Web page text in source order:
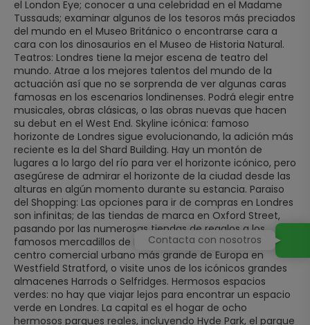
el London Eye; conocer a una celebridad en el Madame
Tussauds; examinar algunos de los tesoros más preciados
del mundo en el Museo Británico o encontrarse cara a
cara con los dinosaurios en el Museo de Historia Natural.
Teatros: Londres tiene la mejor escena de teatro del
mundo. Atrae a los mejores talentos del mundo de la
actuación así que no se sorprenda de ver algunas caras
famosas en los escenarios londinenses. Podrá elegir entre
musicales, obras clásicas, o las obras nuevas que hacen
su debut en el West End. Skyline icónica: famoso
horizonte de Londres sigue evolucionando, la adición más
reciente es la del Shard Building. Hay un montón de
lugares a lo largo del río para ver el horizonte icónico, pero
asegúrese de admirar el horizonte de la ciudad desde las
alturas en algún momento durante su estancia. Paraiso
del Shopping: Las opciones para ir de compras en Londres
son infinitas; de las tiendas de marca en Oxford Street,
pasando por las numerosas tiendas de regalos a los
famosos mercadillos de Londres. Haga compras en el
centro comercial urbano más grande de Europa en
Westfield Stratford, o visite unos de los icónicos grandes
almacenes Harrods o Selfridges. Hermosos espacios
verdes: no hay que viajar lejos para encontrar un espacio
verde en Londres. La capital es el hogar de ocho
hermosos parques reales, incluyendo Hyde Park, el parque
Contacta con nosotros